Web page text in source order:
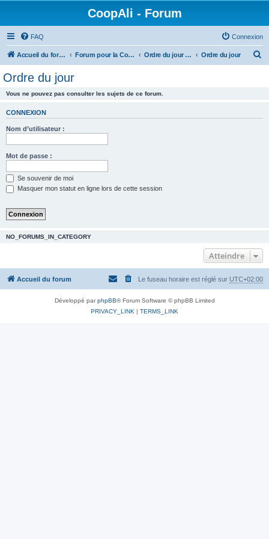
CoopAli - Forum
FAQ Connexion
Accueil du forum Forum pour la Coopérative alimentaire Ordre du jour et Compte-rendus de réunion Ordre du jour
Ordre du jour
Vous ne pouvez pas consulter les sujets de ce forum.
CONNEXION
Nom d’utilisateur :
Mot de passe :
Se souvenir de moi
Masquer mon statut en ligne lors de cette session
NO_FORUMS_IN_CATEGORY
Atteindre
Accueil du forum Le fuseau horaire est réglé sur UTC+02:00
Développé parphpBB® Forum Software © phpBB Limited
PRIVACY_LINK | TERMS_LINK